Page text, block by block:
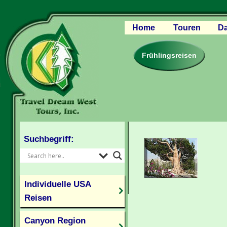
Home
Touren
Canyon Region
Rocky
Pazifischer
Frühlingsreisen
Suchbegriff:
Individuelle USA
Reisen
Canyon Region